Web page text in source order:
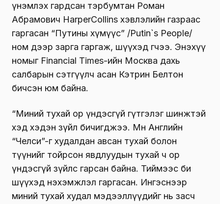
үнэмлэх гардсан тэрбумтан Роман
Абрамович HarperCollins хэвлэлийн газраас
гаргасан “Путины хүмүүс” /Putin`s People/
ном дээр зарга гаргаж, шүүхэд өгчээ. Энэхүү
номыг Financial Times-ийн Москва дахь
салбарын сэтгүүлч асан Кэтрин Белтон
бичсэн юм байна.
“Миний тухай ор үндэсгүй гүтгэлэг шинжтэй
хэд хэдэн зүйл бичигджээ. Мөн Английн
“Челси”-г худалдан авсан тухай болон
түүнийг тойрсон явдлуудын тухай ч ор
үндэсгүй зүйлс гарсан байна. Тиймээс би
шүүхэд нэхэмжлэл гаргасан. Ингэснээр
миний тухай худал мэдээллүүдийг нь засч